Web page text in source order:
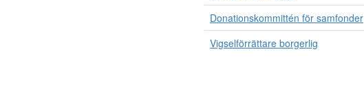
Donationskommittén för samfonder
Vigselförrättare borgerlig